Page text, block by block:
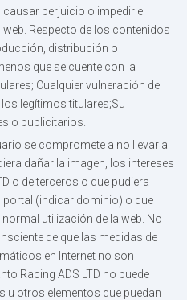
perjuicio o impedir el
Respecto de los contenidos
distribución o
que se cuente con la
Cualquier vulneración de
legítimos titulares;Su
o publicitarios.
se compromete a no llevar a
dañar la imagen, los intereses
o de terceros o que pudiera
portal (indicar dominio) o que
utilización de la web. No
de que las medidas de
en Internet no son
Racing ADS LTD no puede
u otros elementos que puedan